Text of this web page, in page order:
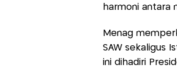
harmoni antara
Menag
SAW sekaligus
ini dihadiri